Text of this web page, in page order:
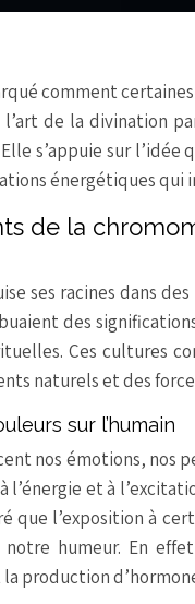
comment
l’art de la divination
s’appuie sur l’idée
énergétiques
de la
ses racines dans
des
Ces cultures
naturels et des
sur l’humain
nos émotions, nos
l’énergie et à
que l’exposition à
humeur. En
production